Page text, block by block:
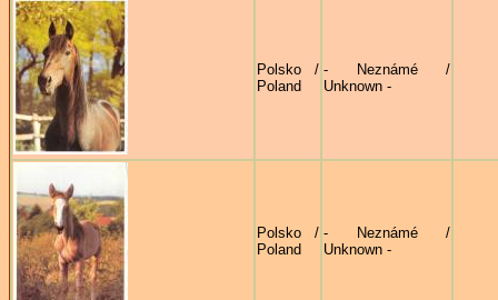
Polsko /
Poland
- Neznámé /
Unknown -
Polsko /
Poland
- Neznámé /
Unknown -